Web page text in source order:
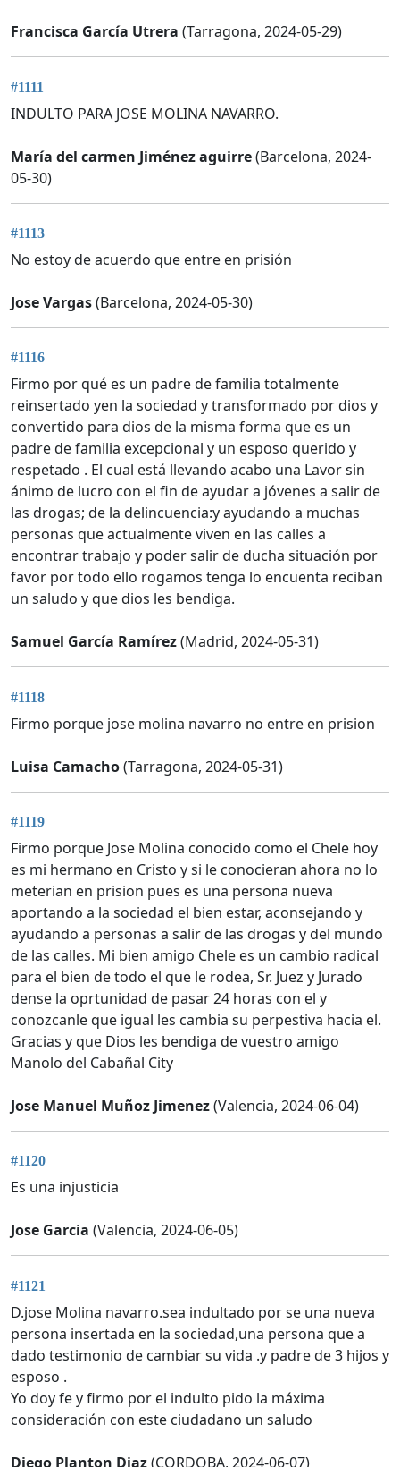
Francisca García Utrera (Tarragona, 2024-05-29)
#1111
INDULTO PARA JOSE MOLINA NAVARRO.
María del carmen Jiménez aguirre(Barcelona, 2024-
05-30)
#1113
No estoy de acuerdo que entre en prisión
Jose Vargas(Barcelona, 2024-05-30)
#1116
Firmo por qué es un padre de familia totalmente
reinsertado yen la sociedad y transformado por dios y
convertido para dios de la misma forma que es un
padre de familia excepcional y un esposo querido y
respetado . El cual está llevando acabo una Lavor sin
ánimo de lucro con el fin de ayudar a jóvenes a salir de
las drogas; de la delincuencia:y ayudando a muchas
personas que actualmente viven en las calles a
encontrar trabajo y poder salir de ducha situación por
favor por todo ello rogamos tenga lo encuenta reciban
un saludo y que dios les bendiga.
Samuel García Ramírez(Madrid, 2024-05-31)
#1118
Firmo porque jose molina navarro no entre en prision
Luisa Camacho(Tarragona, 2024-05-31)
#1119
Firmo porque Jose Molina conocido como el Chele hoy
es mi hermano en Cristo y si le conocieran ahora no lo
meterian en prision pues es una persona nueva
aportando a la sociedad el bien estar, aconsejando y
ayudando a personas a salir de las drogas y del mundo
de las calles. Mi bien amigo Chele es un cambio radical
para el bien de todo el que le rodea, Sr. Juez y Jurado
dense la oprtunidad de pasar 24 horas con el y
conozcanle que igual les cambia su perpestiva hacia el.
Gracias y que Dios les bendiga de vuestro amigo
Manolo del Cabañal City
Jose Manuel Muñoz Jimenez(Valencia, 2024-06-04)
#1120
Es una injusticia
Jose Garcia (Valencia, 2024-06-05)
#1121
D.jose Molina navarro.sea indultado por se una nueva
persona insertada en la sociedad,una persona que a
dado testimonio de cambiar su vida .y padre de 3 hijos y
esposo .
Yo doy fe y firmo por el indulto pido la máxima
consideración con este ciudadano un saludo
Diego Planton Diaz(CORDOBA, 2024-06-07)